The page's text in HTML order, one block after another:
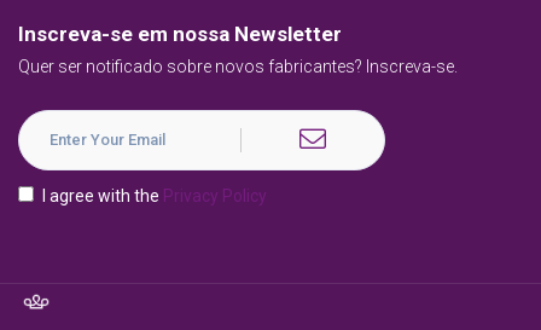
Inscreva-se em nossa Newsletter
Quer ser notificado sobre novos fabricantes? Inscreva-se.
I agree with the Privacy Policy